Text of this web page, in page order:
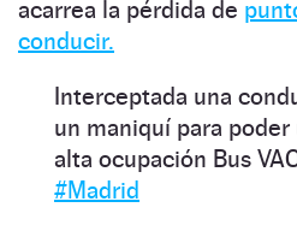
acarrea la pérdida de
conducir.
Interceptada una
un maniquí para
alta ocupación Bus
#Madrid